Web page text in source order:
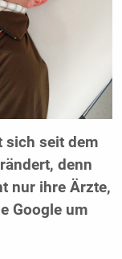
sich seit dem
denn
nur ihre Ärzte,
Google um